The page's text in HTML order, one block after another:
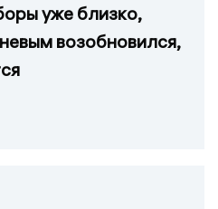
уже близко,
возобновился,